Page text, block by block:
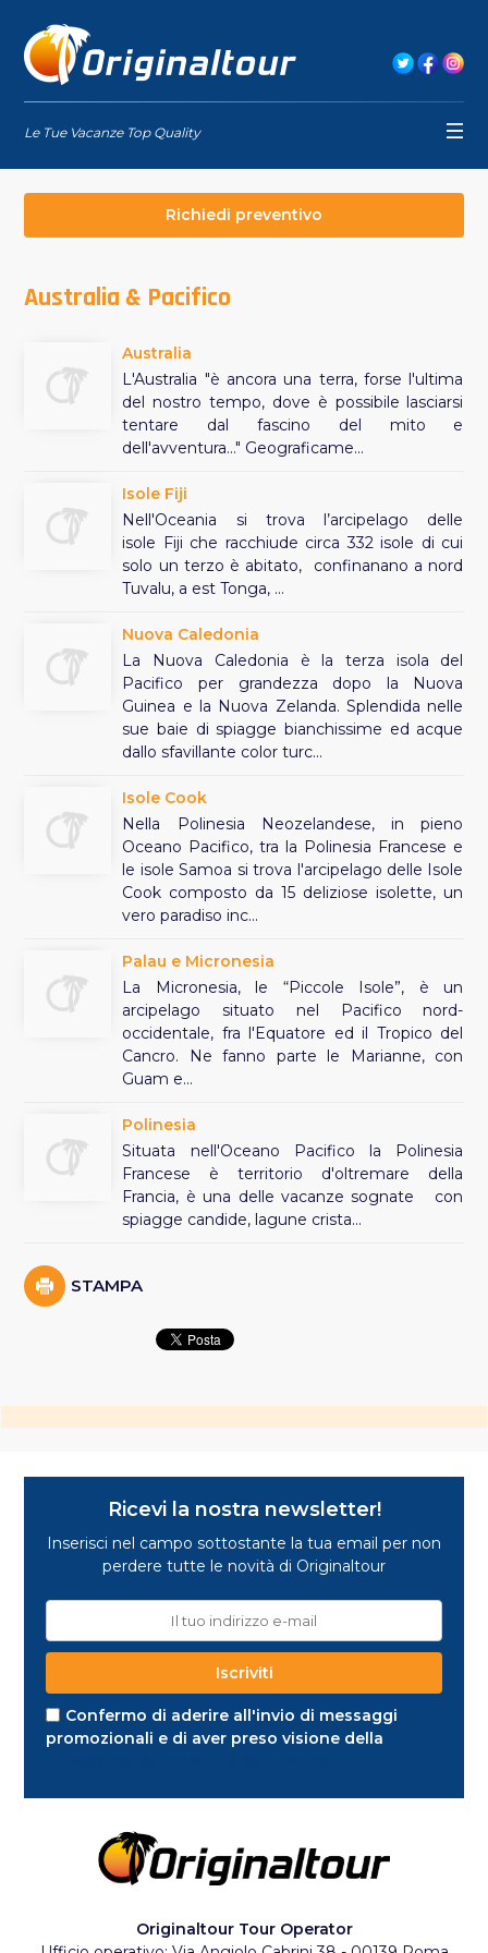
Le Tue Vacanze Top Quality
Richiedi preventivo
Australia & Pacifico
Australia
L'Australia "è ancora una terra, forse l'ultima
del nostro tempo, dove è possibile lasciarsi
tentare dal fascino del mito e
dell'avventura…" Geograficame...
Isole Fiji
Nell'Oceania si trova l’arcipelago delle
isole Fiji che racchiude circa 332 isole di cui
solo un terzo è abitato, confinanano a nord
Tuvalu, a est Tonga, ...
Nuova Caledonia
La Nuova Caledonia è la terza isola del
Pacifico per grandezza dopo la Nuova
Guinea e la Nuova Zelanda. Splendida nelle
sue baie di spiagge bianchissime ed acque
dallo sfavillante color turc...
Isole Cook
Nella Polinesia Neozelandese, in pieno
Oceano Pacifico, tra la Polinesia Francese e
le isole Samoa si trova l'arcipelago delle Isole
Cook composto da 15 deliziose isolette, un
vero paradiso inc...
Palau e Micronesia
La Micronesia, le “Piccole Isole”, è un
arcipelago situato nel Pacifico nord-
occidentale, fra l'Equatore ed il Tropico del
Cancro. Ne fanno parte le Marianne, con
Guam e...
Polinesia
Situata nell'Oceano Pacifico la Polinesia
Francese è territorio d'oltremare della
Francia, è una delle vacanze sognate con
spiagge candide, lagune crista...
STAMPA
Ricevi la nostra newsletter!
Inserisci nel campo sottostante la tua email per non
perdere tutte le novità di Originaltour
Confermo di aderire all'invio di messaggi
promozionali e di aver preso visione della
Originaltour Tour Operator